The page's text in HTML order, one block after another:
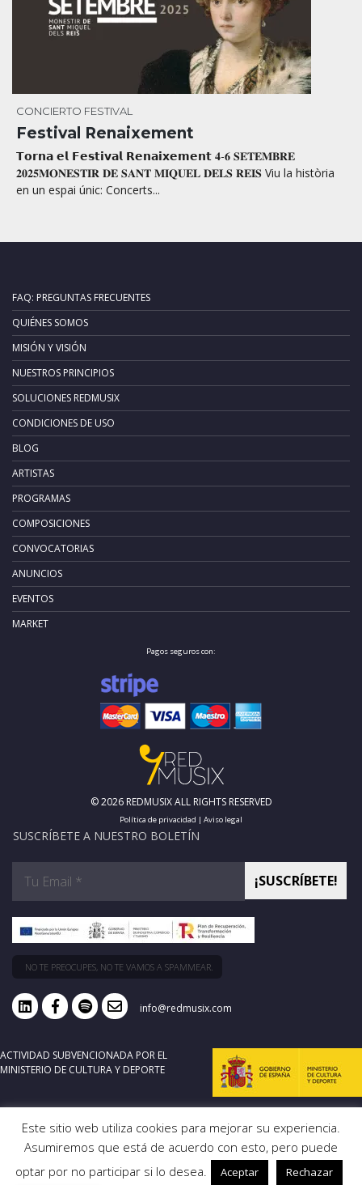
CONCIERTO FESTIVAL
Festival Renaixement
𝗧𝗼𝗿𝗻𝗮 𝗲𝗹 𝗙𝗲𝘀𝘁𝗶𝘃𝗮𝗹 𝗥𝗲𝗻𝗮𝗶𝘅𝗲𝗺𝗲𝗻𝘁 𝟒-𝟔 𝐒𝐄𝐓𝐄𝐌𝐁𝐑𝐄
𝟐𝟎𝟐𝟓𝐌𝐎𝐍𝐄𝐒𝐓𝐈𝐑 𝐃𝐄 𝐒𝐀𝐍𝐓 𝐌𝐈𝐐𝐔𝐄𝐋 𝐃𝐄𝐋𝐒 𝐑𝐄𝐈𝐒 Viu la història
en un espai únic: Concerts...
FAQ: PREGUNTAS FRECUENTES
QUIÉNES SOMOS
MISIÓN Y VISIÓN
NUESTROS PRINCIPIOS
SOLUCIONES REDMUSIX
CONDICIONES DE USO
BLOG
ARTISTAS
PROGRAMAS
COMPOSICIONES
CONVOCATORIAS
ANUNCIOS
EVENTOS
MARKET
Pagos seguros con:
© 2026 REDMUSIX ALL RIGHTS RESERVED
Política de privacidad | Aviso legal
SUSCRÍBETE A NUESTRO BOLETÍN
NO TE PREOCUPES, NO TE VAMOS A SPAMMEAR.
info@redmusix.com
ACTIVIDAD SUBVENCIONADA POR EL
MINISTERIO DE CULTURA Y DEPORTE
Este sitio web utiliza cookies para mejorar su experiencia.
Asumiremos que está de acuerdo con esto, pero puede
optar por no participar si lo desea.
Aceptar Rechazar